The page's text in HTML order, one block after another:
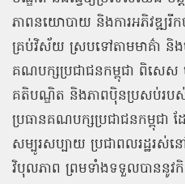
ភាពនយោបាយ និងការអភិវឌ្ឍ
គ្រប់វិស័យ ស្របទៅតាមមាគ៌ា និង
គណបក្សប្រជាជនកម្ពុជា ពិសេស
គតិបណ្ឌិត និងភាពប៉ិនប្រសប់រប
ប្រធានគណបក្សប្រជាជនកម្ពុជា ដ
សម្បូរសប្បាយ ប្រជាពលរដ្ឋរ
វិបុលភាព ព្រមទាំងទទួលបាននូវ